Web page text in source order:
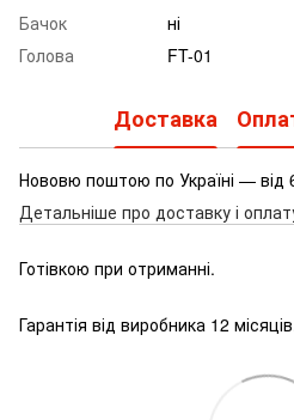
Бачок
ні
Голова
FT-01
Доставка
Нововю поштою по Україні — від
Детальніше про доставку і
Готівкою при отриманні.
Гарантія від виробника 12